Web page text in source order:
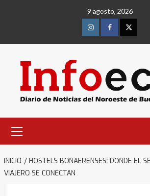
9 agosto, 2026
InstagramFacebookTwitter
primario
INICIO
HOSTELS BONAERENSES: DONDE EL
VIAJERO SE CONECTAN